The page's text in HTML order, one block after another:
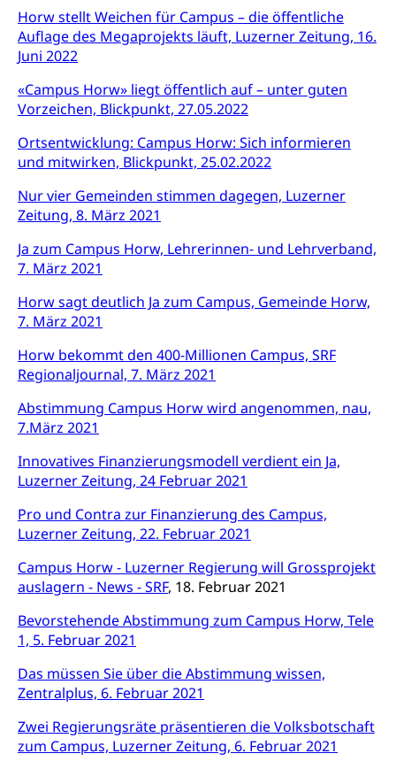
Horw stellt Weichen für Campus – die öffentliche
Auflage des Megaprojekts läuft, Luzerner Zeitung, 16.
Juni 2022
«Campus Horw» liegt öffentlich auf – unter guten
Vorzeichen, Blickpunkt, 27.05.2022
Ortsentwicklung: Campus Horw: Sich informieren
und mitwirken, Blickpunkt, 25.02.2022
Nur vier Gemeinden stimmen dagegen, Luzerner
Zeitung, 8. März 2021
Ja zum Campus Horw, Lehrerinnen- und Lehrverband,
7. März 2021
Horw sagt deutlich Ja zum Campus, Gemeinde Horw,
7. März 2021
Horw bekommt den 400-Millionen Campus, SRF
Regionaljournal, 7. März 2021
Abstimmung Campus Horw wird angenommen, nau,
7.März 2021
Innovatives Finanzierungsmodell verdient ein Ja,
Luzerner Zeitung, 24 Februar 2021
Pro und Contra zur Finanzierung des Campus,
Luzerner Zeitung, 22. Februar 2021
Campus Horw - Luzerner Regierung will Grossprojekt
auslagern - News - SRF, 18. Februar 2021
Bevorstehende Abstimmung zum Campus Horw, Tele
1, 5. Februar 2021
Das müssen Sie über die Abstimmung wissen,
Zentralplus, 6. Februar 2021
Zwei Regierungsräte präsentieren die Volksbotschaft
zum Campus, Luzerner Zeitung, 6. Februar 2021
Krankheit, Unfall, Prämienverbilligung,
Krankenkasse
Prämienverbilligung (WAS Luzern)
Obligatorische Krankenversicherung (WAS
Luzern)
sichere Lebensmittel, Lebensmittelkontrolle,
Lebensmittelhygiene, Produktesicherheit
Trinkwasser
Lebensmittel
Prävention
Gesundheitsvorsorge, Wellness, Unfallverhütung,
Suchtprävention, Alkoholprävention,
Tabakprävention, Primärprävention,
Kantonales Tabakpräventionsprogramm
Prävention (Polizei)
Soziale Sicherheit
Sozialversicherungen, Sozialpolitik,
Arbeitslosenversicherung,
Unfallversicherung, Invalidenversicherung,
Sozialhilfe
Kranken- und Unfallversicherung
Krankenversicherung (WAS Luzern)
Existenzsicherung - Sozialhilfe
Soziales und Gesellschaft (Dienststelle)
Arbeitslosenversicherung (WAS Luzern)
Invalidenversicherung (WAS Luzern)
Sucht und Drogen
Medikamentenabhängigkeit,
Arzneimittelabhängigkeit, Suchtkrankheit,
Drogenabhängige, Drogensüchtige,
Betäubungsmittel, Suchtmittel, Psychopharmaka
Fachstelle Sucht Region Luzern
Drogen (Polizei)
Gesundheitsversorgung
Gesundheitsversorgung, Spital, Pflegeinitiative,
Ambulant vor stationär, AVOS, Patientendossier
Gesundheitsversorgung
AHV / IV
Sozialversicherung, Vorsorgeeinrichtung,
Pensionskasse, erste Säule, zweite Säule, dritte
Ergänzungsleistungen, Altersvorsorge,
Todesfallversicherung